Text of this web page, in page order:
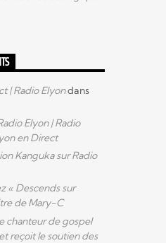
| Radio Elyondans
Elyon | Radio
en Direct
Kanguka sur Radio
« Descends sur
de Mary-C
chanteur de gospel
reçoit le soutien des